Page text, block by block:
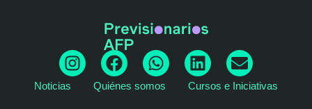
I
n
F
a
c
W
h
a
L
i
n
E
n
v
Noticias Quiénes somos Cursos e Iniciativas